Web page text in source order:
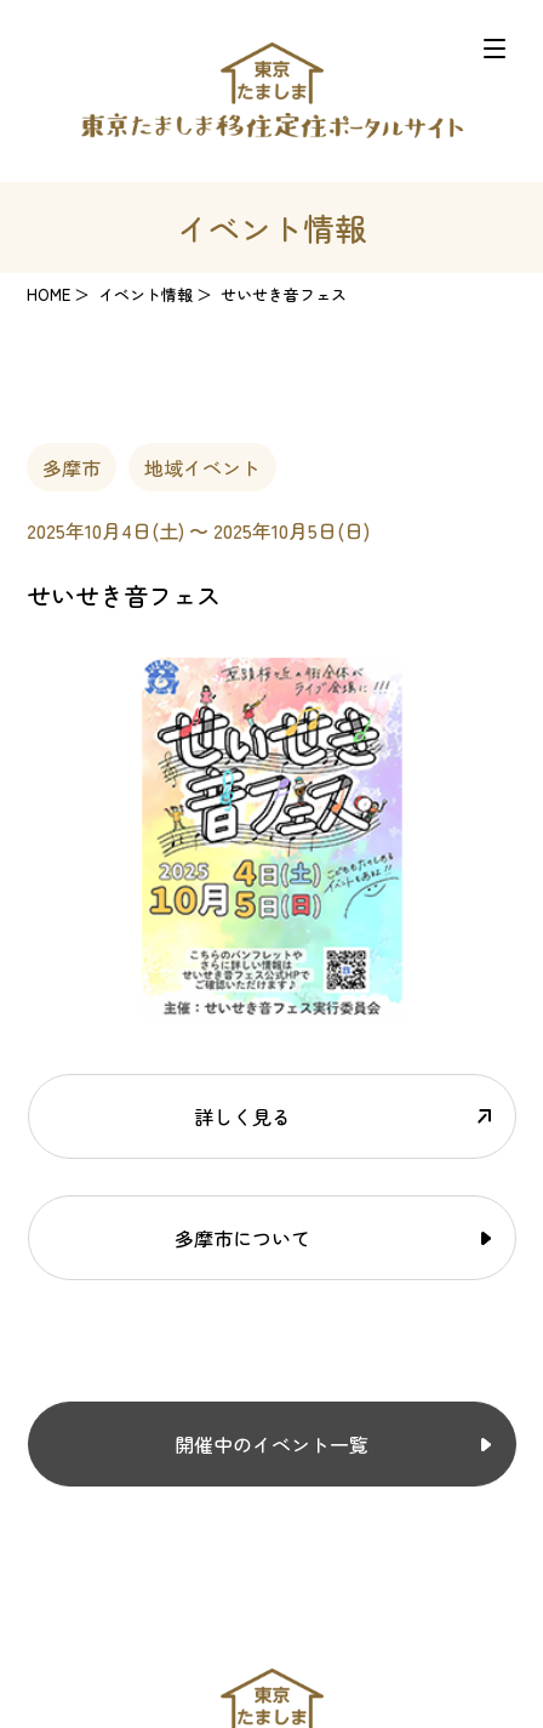
イベント情報
HOME イベント情報 せいせき音フェス
多摩市 地域イベント
2025年10月4日(土) 〜 2025年10月5日(日)
せいせき音フェス
詳しく見る
多摩市について
開催中のイベント一覧